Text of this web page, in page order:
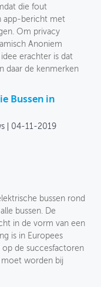
die fout
app-bericht met
Om privacy
Anoniem
erachter is dat
daar de kenmerken
Bussen in
04-11-2019
bussen rond
bussen. De
in de vorm van een
is in Europees
op de succesfactoren
moet worden bij